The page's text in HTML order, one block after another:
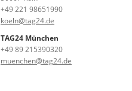
+49 221 98651990
koeln@tag24.de
TAG24 München
+49 89 215390320
muenchen@tag24.de